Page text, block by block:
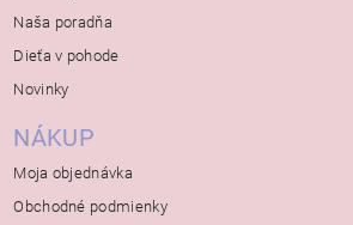
Naša poradňa
Dieťa v pohode
Novinky
NÁKUP
Moja objednávka
Obchodné podmienky